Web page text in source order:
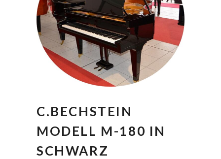
C.BECHSTEIN
MODELL M-180 IN
SCHWARZ